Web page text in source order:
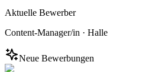
Aktuelle Bewerber
Content-Manager/in · Halle
Neue Bewerbungen